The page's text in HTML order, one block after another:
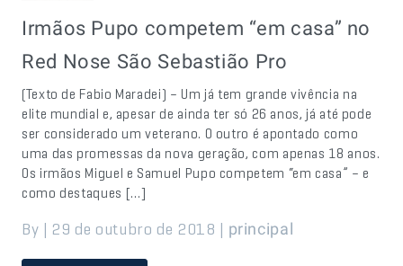
Irmãos Pupo competem “em casa” no
Red Nose São Sebastião Pro
(Texto de Fabio Maradei) – Um já tem grande vivência na
elite mundial e, apesar de ainda ter só 26 anos, já até pode
ser considerado um veterano. O outro é apontado como
uma das promessas da nova geração, com apenas 18 anos.
Os irmãos Miguel e Samuel Pupo competem “em casa” – e
como destaques […]
By | 29 de outubro de 2018 | principal